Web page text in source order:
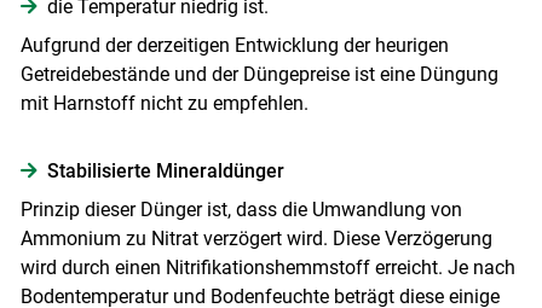
Skip to main content
die Temperatur niedrig ist.
Aufgrund der derzeitigen Entwicklung der heurigen
Getreidebestände und der Düngepreise ist eine Düngung
mit Harnstoff nicht zu empfehlen.
Stabilisierte Mineraldünger
Prinzip dieser Dünger ist, dass die Umwandlung von
Ammonium zu Nitrat verzögert wird. Diese Verzögerung
wird durch einen Nitrifikationshemmstoff erreicht. Je nach
Bodentemperatur und Bodenfeuchte beträgt diese einige